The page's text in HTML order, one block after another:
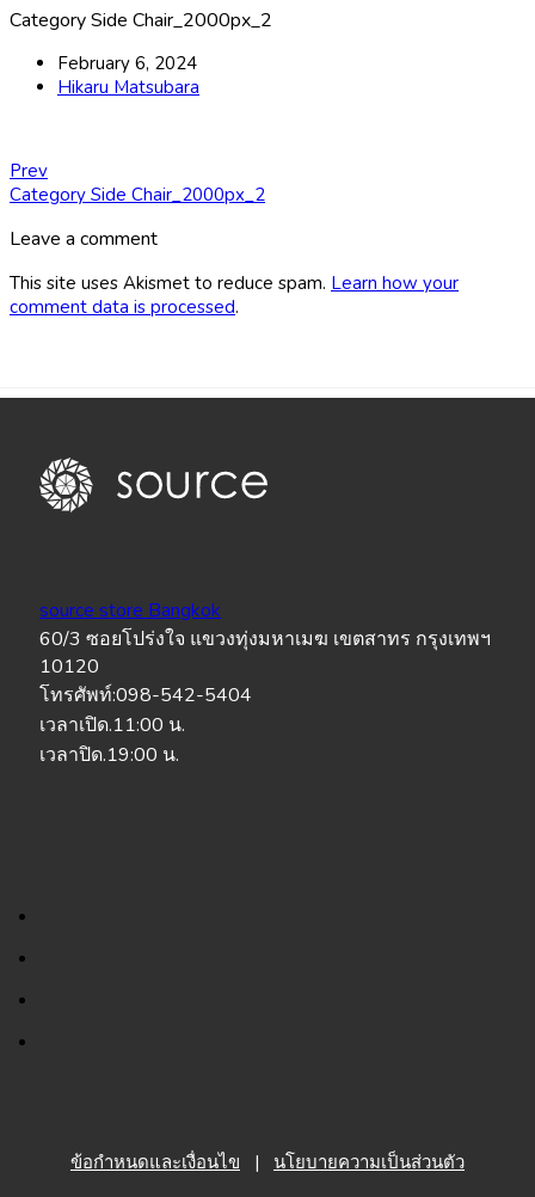
Category Side Chair_2000px_2
February 6, 2024
Hikaru Matsubara
Prev
Category Side Chair_2000px_2
Leave a comment
This site uses Akismet to reduce spam. Learn how your
comment data is processed.
source store Bangkok
60/3 ซอยโปร่งใจ แขวงทุ่งมหาเมฆ เขตสาทร กรุงเทพฯ
10120
โทรศัพท์:098-542-5404
เวลาเปิด.11:00 น.
เวลาปิด.19:00 น.
ข้อกำหนดและเงื่อนไข | นโยบายความเป็นส่วนตัว